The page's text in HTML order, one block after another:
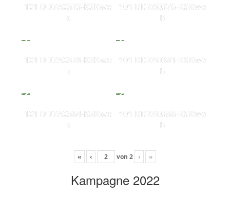
101 DD7A0373-KSKwe
b
101 DD7A0376-KSKwe
b
101 DD7A0378-KSKwe
b
101 DD7A0381-KSKwe
b
101 DD7A0384-KSKwe
b
101 DD7A0388-KSKwe
b
« ‹ von 2 › »
Kampagne 2022